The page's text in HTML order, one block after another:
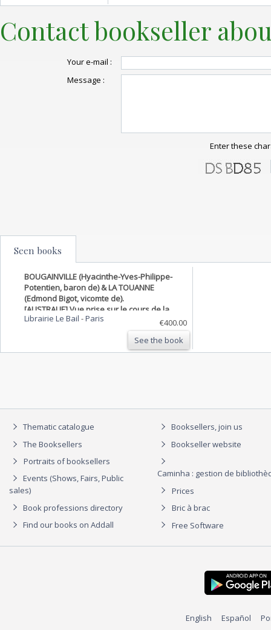
Contact bookseller
Your e-mail :
Message :
Enter these
Seen books
BOUGAINVILLE (Hyacinthe-Yves-Philippe-
Potentien, baron de) & LA TOUANNE
(Edmond Bigot, vicomte de).
[AUSTRALIE] Vue prise sur le cours de la
rivière Nepean, au dessus de l'habitation
de M.r Macarthur, dans le Camdenshire.
Librairie Le Bail -Paris
€400.00
See the book
Thematic catalogue
The Booksellers
Portraits of booksellers
Events (Shows, Fairs, Public
sales)
Book professions directory
Find our books on Addall
Booksellers, join us
Bookseller website
Caminha : gestion de
Prices
Bric à brac
Free Software
English Español